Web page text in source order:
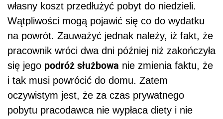
własny koszt przedłużyć pobyt do niedzieli.
Wątpliwości mogą pojawić się co do wydatku
na powrót. Zauważyć jednak należy, iż fakt, że
pracownik wróci dwa dni później niż zakończyła
się jego podróż służbowa nie zmienia faktu, że
i tak musi powrócić do domu. Zatem
oczywistym jest, że za czas prywatnego
pobytu pracodawca nie wypłaca diety i nie